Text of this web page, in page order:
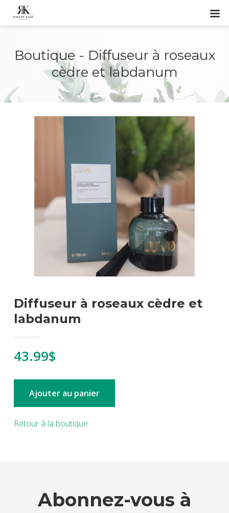
Boutique - Diffuseur à roseaux
cèdre et labdanum
Diffuseur à roseaux cèdre et
labdanum
43.99$
Ajouter au panier
Retour à la boutique
Abonnez-vous à